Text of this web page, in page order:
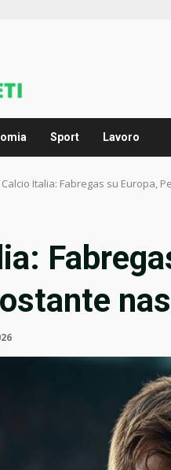
Sport Lavoro
Calcio Italia: Fabregas su Europa,